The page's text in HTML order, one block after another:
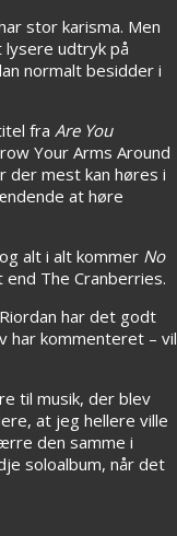
stor karisma. Men
lysere udtryk på
normalt besidder i
fra Are You
Your Arms Around
der mest kan høres i
at høre
alt i alt kommer No
The Cranberries.
har det godt
har kommenteret – vil
til musik, der blev
at jeg hellere ville
den samme i
soloalbum, når det